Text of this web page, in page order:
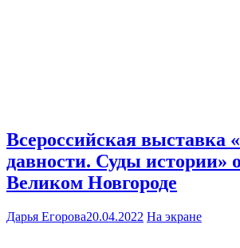
Всероссийская выставка
давности. Суды истории»
Великом Новгороде
Дарья Егорова20.04.2022 На экране